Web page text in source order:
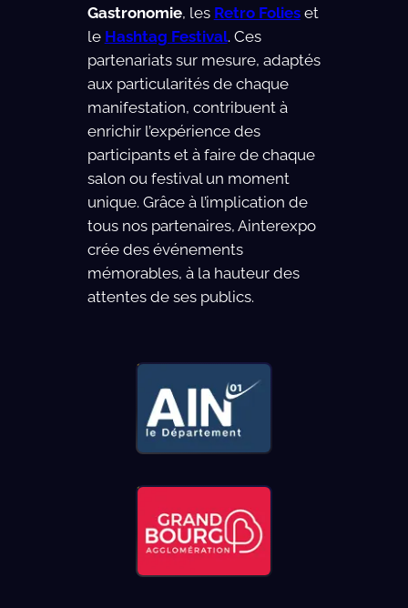
Gastronomie, les Retro Folieset
le Hashtag Festival. Ces
partenariats sur mesure, adaptés
aux particularités de chaque
manifestation, contribuent à
enrichir l’expérience des
participants et à faire de chaque
salon ou festival un moment
unique. Grâce à l’implication de
tous nos partenaires, Ainterexpo
crée des événements
mémorables, à la hauteur des
attentes de ses publics.